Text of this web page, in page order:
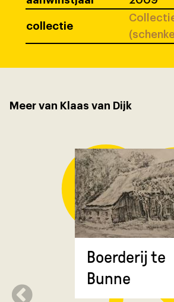
collectie
Meer van Klaas van Dijk
Boerderij te
Bunne